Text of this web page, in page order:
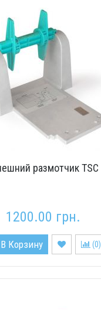
размотчик TSC
1200.00 грн.
В Корзину (0)